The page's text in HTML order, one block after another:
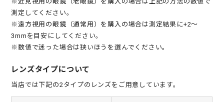
測定してください。
※遠方視用の眼鏡（通常用）を購入の場合は測定結果に+2～
3mmを目安にしてください。
※数値で迷った場合は狭いほうを選んでください。
レンズタイプについて
当店では下記の2タイプのレンズをご用意しています。